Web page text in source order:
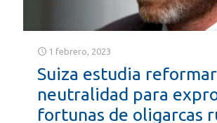
1 febrero, 2023
Suiza estudia
neutralidad para
fortunas de oligarcas